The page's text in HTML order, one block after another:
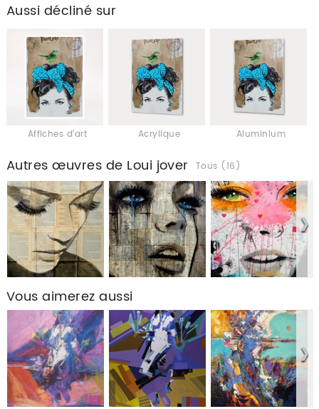
Aussi décliné sur
Affiches d'art Acrylique Aluminium
Autres œuvres de Loui jover Tous (16)
Vous aimerez aussi